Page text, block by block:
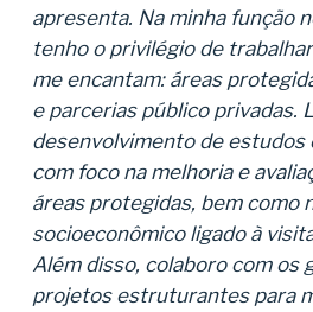
apresenta. Na minha função
tenho o privilégio de
me encantam: áreas
e parcerias público privadas.
desenvolvimento de estudos
com foco na melhoria e
áreas protegidas, bem como
socioeconômico ligado à
Além disso, colaboro com os
projetos estruturantes para